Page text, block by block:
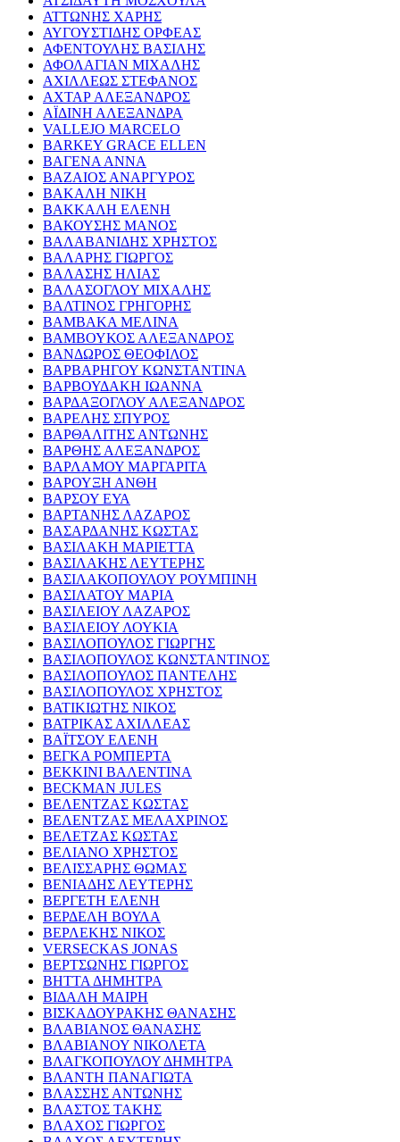
ΑΤΤΩΝΗΣ ΧΑΡΗΣ
ΑΥΓΟΥΣΤΙΔΗΣ ΟΡΦΕΑΣ
ΑΦΕΝΤΟΥΛΗΣ ΒΑΣΙΛΗΣ
ΑΦΟΛΑΓΙΑΝ ΜΙΧΑΛΗΣ
ΑΧΙΛΛΕΩΣ ΣΤΕΦΑΝΟΣ
ΑΧΤΑΡ ΑΛΕΞΑΝΔΡΟΣ
ΑΪΔΙΝΗ ΑΛΕΞΑΝΔΡΑ
VALLEJO MARCELO
BARKEY GRACE ELLEN
ΒΑΓΕΝΑ ΑΝΝΑ
ΒΑΖΑΙΟΣ ΑΝΑΡΓΥΡΟΣ
ΒΑΚΑΛΗ ΝΙΚΗ
ΒΑΚΚΑΛΗ ΕΛΕΝΗ
ΒΑΚΟΥΣΗΣ ΜΑΝΟΣ
ΒΑΛΑΒΑΝΙΔΗΣ ΧΡΗΣΤΟΣ
ΒΑΛΑΡΗΣ ΓΙΩΡΓΟΣ
ΒΑΛΑΣΗΣ ΗΛΙΑΣ
ΒΑΛΑΣΟΓΛΟΥ ΜΙΧΑΛΗΣ
ΒΑΛΤΙΝΟΣ ΓΡΗΓΟΡΗΣ
ΒΑΜΒΑΚΑ ΜΕΛΙΝΑ
ΒΑΜΒΟΥΚΟΣ ΑΛΕΞΑΝΔΡΟΣ
ΒΑΝΔΩΡΟΣ ΘΕΟΦΙΛΟΣ
ΒΑΡΒΑΡΗΓΟΥ ΚΩΝΣΤΑΝΤΙΝΑ
ΒΑΡΒΟΥΔΑΚΗ ΙΩΑΝΝΑ
ΒΑΡΔΑΞΟΓΛΟΥ ΑΛΕΞΑΝΔΡΟΣ
ΒΑΡΕΛΗΣ ΣΠΥΡΟΣ
ΒΑΡΘΑΛΙΤΗΣ ΑΝΤΩΝΗΣ
ΒΑΡΘΗΣ ΑΛΕΞΑΝΔΡΟΣ
ΒΑΡΛΑΜΟΥ ΜΑΡΓΑΡΙΤΑ
ΒΑΡΟΥΞΗ ΑΝΘΗ
ΒΑΡΣΟΥ ΕΥΑ
ΒΑΡΤΑΝΗΣ ΛΑΖΑΡΟΣ
ΒΑΣΑΡΔΑΝΗΣ ΚΩΣΤΑΣ
ΒΑΣΙΛΑΚΗ ΜΑΡΙΕΤΤΑ
ΒΑΣΙΛΑΚΗΣ ΛΕΥΤΕΡΗΣ
ΒΑΣΙΛΑΚΟΠΟΥΛΟΥ ΡΟΥΜΠΙΝΗ
ΒΑΣΙΛΑΤΟΥ ΜΑΡΙΑ
ΒΑΣΙΛΕΙΟΥ ΛΑΖΑΡΟΣ
ΒΑΣΙΛΕΙΟΥ ΛΟΥΚΙΑ
ΒΑΣΙΛΟΠΟΥΛΟΣ ΓΙΩΡΓΗΣ
ΒΑΣΙΛΟΠΟΥΛΟΣ ΚΩΝΣΤΑΝΤΙΝΟΣ
ΒΑΣΙΛΟΠΟΥΛΟΣ ΠΑΝΤΕΛΗΣ
ΒΑΣΙΛΟΠΟΥΛΟΣ ΧΡΗΣΤΟΣ
ΒΑΤΙΚΙΩΤΗΣ ΝΙΚΟΣ
ΒΑΤΡΙΚΑΣ ΑΧΙΛΛΕΑΣ
ΒΑΪΤΣΟΥ ΕΛΕΝΗ
ΒΕΓΚΑ ΡΟΜΠΕΡΤΑ
ΒΕΚΚΙΝΙ ΒΑΛΕΝΤΙΝΑ
BECKMAN JULES
ΒΕΛΕΝΤΖΑΣ ΚΩΣΤΑΣ
ΒΕΛΕΝΤΖΑΣ ΜΕΛΑΧΡΙΝΟΣ
ΒΕΛΕΤΖΑΣ ΚΩΣΤΑΣ
ΒΕΛΙΑΝΟ ΧΡΗΣΤΟΣ
ΒΕΛΙΣΣΑΡΗΣ ΘΩΜΑΣ
ΒΕΝΙΑΔΗΣ ΛΕΥΤΕΡΗΣ
ΒΕΡΓΕΤΗ ΕΛΕΝΗ
ΒΕΡΔΕΛΗ ΒΟΥΛΑ
ΒΕΡΛΕΚΗΣ ΝΙΚΟΣ
VERSECKAS JONAS
ΒΕΡΤΣΩΝΗΣ ΓΙΩΡΓΟΣ
ΒΗΤΤΑ ΔΗΜΗΤΡΑ
ΒΙΔΑΛΗ ΜΑΙΡΗ
ΒΙΣΚΑΔΟΥΡΑΚΗΣ ΘΑΝΑΣΗΣ
ΒΛΑΒΙΑΝΟΣ ΘΑΝΑΣΗΣ
ΒΛΑΒΙΑΝΟΥ ΝΙΚΟΛΕΤΑ
ΒΛΑΓΚΟΠΟΥΛΟΥ ΔΗΜΗΤΡΑ
ΒΛΑΝΤΗ ΠΑΝΑΓΙΩΤΑ
ΒΛΑΣΣΗΣ ΑΝΤΩΝΗΣ
ΒΛΑΣΤΟΣ ΤΑΚΗΣ
ΒΛΑΧΟΣ ΓΙΩΡΓΟΣ